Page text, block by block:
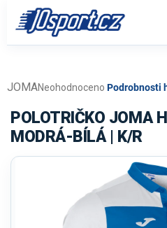
obsah
Průměrné
produktu
je
0,0
Neohodnoceno Podrobnosti
JOMA
POLOTRIČKO JOMA
MODRÁ-BÍLÁ | K/R